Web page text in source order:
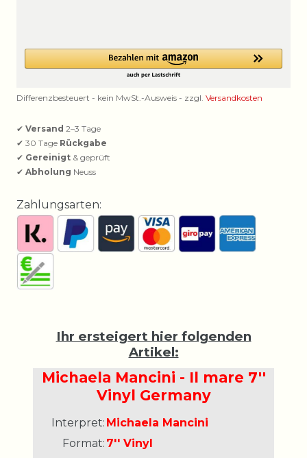
Differenzbesteuert - kein MwSt.-Ausweis - zzgl. Versandkosten
✔ Versand 2–3 Tage
✔ 30 Tage Rückgabe
✔ Gereinigt & geprüft
✔ Abholung Neuss
Zahlungsarten:
Ihr ersteigert hier folgenden
Artikel:
Michaela Mancini - Il mare 7''
Vinyl Germany
Interpret: Michaela Mancini
Format: 7'' Vinyl